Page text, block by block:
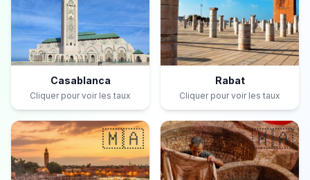
Casablanca
Cliquer pour voir les taux
Rabat
Cliquer pour voir les taux
🇲🇦 🇲🇦